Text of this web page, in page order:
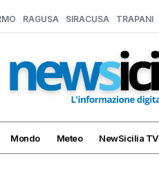
RAGUSA SIRACUSA TRAPANI
Mondo Meteo NewSicilia TV